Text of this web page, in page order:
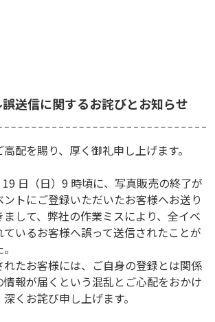
誤送信に関するお詫びとお知らせ
配を賜り、厚く御礼申し上げます。
日（日）9 時頃に、写真販売の終了が
トにご登録いただいたお客様へお送り
まして、弊社の作業ミスにより、全イベ
いるお客様へ誤って送信されたことが
たお客様には、ご自身の登録とは関係
報が届くという混乱とご心配をおかけ
くお詫び申し上げます。